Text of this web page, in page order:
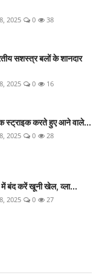
2025 0 38
सशस्त्र बलों के शानदार
2025 0 16
स्ट्राइक करते हुए आने वाले...
2025 0 28
बंद करें खूनी खेल, व्ला...
2025 0 27